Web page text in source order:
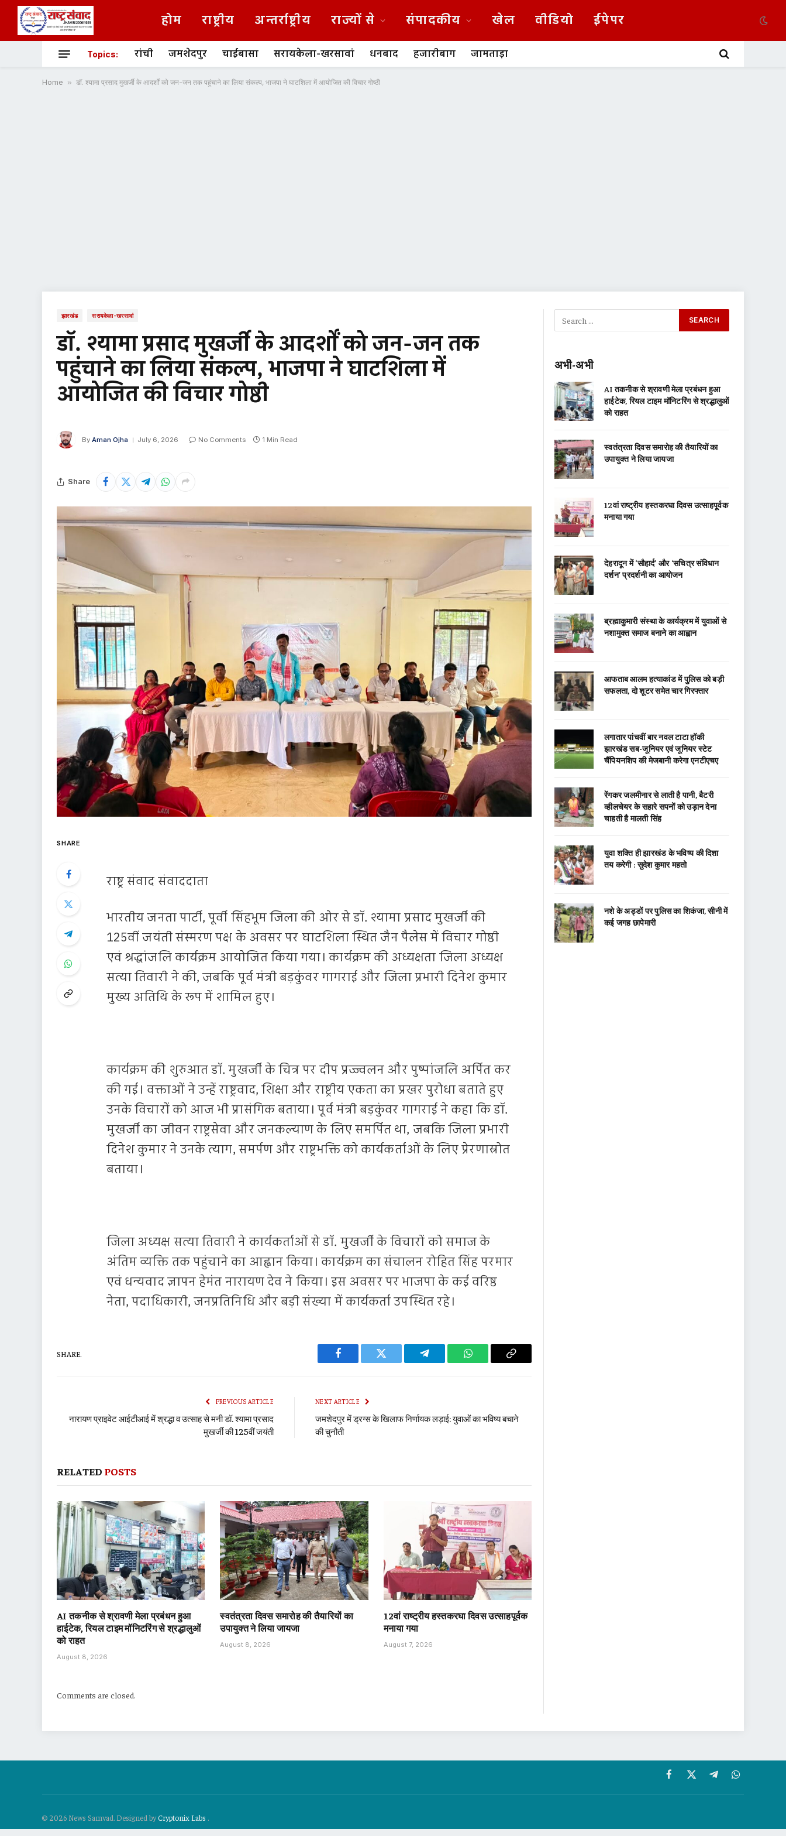
होम राष्ट्रीय अन्तर्राष्ट्रीय राज्यों से संपादकीय खेल वीडियो ईपेपर
Topics: रांची जमशेदपुर चाईबासा सरायकेला-खरसावां धनबाद हजारीबाग जामताड़ा
Home » डॉ. श्यामा प्रसाद मुखर्जी के आदर्शों को जन-जन तक पहुंचाने का लिया संकल्प, भाजपा ने घाटशिला में आयोजित की विचार गोष्ठी
झारखंड सरायकेला-खरसावां
डॉ. श्यामा प्रसाद मुखर्जी के आदर्शों को जन-जन तक
पहुंचाने का लिया संकल्प, भाजपा ने घाटशिला में
आयोजित की विचार गोष्ठी
By Aman Ojha July 6, 2026 No Comments 1 Min Read
Share
SHARE
राष्ट्र संवाद संवाददाता
भारतीय जनता पार्टी, पूर्वी सिंहभूम जिला की ओर से डॉ. श्यामा प्रसाद मुखर्जी की
125वीं जयंती संस्मरण पक्ष के अवसर पर घाटशिला स्थित जैन पैलेस में विचार गोष्ठी
एवं श्रद्धांजलि कार्यक्रम आयोजित किया गया। कार्यक्रम की अध्यक्षता जिला अध्यक्ष
सत्या तिवारी ने की, जबकि पूर्व मंत्री बड़कुंवर गागराई और जिला प्रभारी दिनेश कुमार
मुख्य अतिथि के रूप में शामिल हुए।
कार्यक्रम की शुरुआत डॉ. मुखर्जी के चित्र पर दीप प्रज्ज्वलन और पुष्पांजलि अर्पित कर
की गई। वक्ताओं ने उन्हें राष्ट्रवाद, शिक्षा और राष्ट्रीय एकता का प्रखर पुरोधा बताते हुए
उनके विचारों को आज भी प्रासंगिक बताया। पूर्व मंत्री बड़कुंवर गागराई ने कहा कि डॉ.
मुखर्जी का जीवन राष्ट्रसेवा और जनकल्याण के लिए समर्पित था, जबकि जिला प्रभारी
दिनेश कुमार ने उनके त्याग, समर्पण और राष्ट्रभक्ति को कार्यकर्ताओं के लिए प्रेरणास्रोत
बताया।
जिला अध्यक्ष सत्या तिवारी ने कार्यकर्ताओं से डॉ. मुखर्जी के विचारों को समाज के
अंतिम व्यक्ति तक पहुंचाने का आह्वान किया। कार्यक्रम का संचालन रोहित सिंह परमार
एवं धन्यवाद ज्ञापन हेमंत नारायण देव ने किया। इस अवसर पर भाजपा के कई वरिष्ठ
नेता, पदाधिकारी, जनप्रतिनिधि और बड़ी संख्या में कार्यकर्ता उपस्थित रहे।
SHARE.
Facebook Twitter Telegram WhatsAppCopy
PREVIOUS ARTICLE
नारायण प्राइवेट आईटीआई में श्रद्धा व उत्साह से मनी डॉ. श्यामा प्रसाद
मुखर्जी की 125वीं जयंती
NEXT ARTICLE
जमशेदपुर में ड्रग्स के खिलाफ निर्णायक लड़ाई: युवाओं का भविष्य बचाने
की चुनौती
RELATED POSTS
AI तकनीक से श्रावणी मेला प्रबंधन हुआ
हाईटेक, रियल टाइम मॉनिटरिंग से श्रद्धालुओं
को राहत
August 8, 2026
स्वतंत्रता दिवस समारोह की तैयारियों का
उपायुक्त ने लिया जायजा
August 8, 2026
12वां राष्ट्रीय हस्तकरघा दिवस उत्साहपूर्वक
मनाया गया
August 7, 2026
Comments are closed.
अभी-अभी
AI तकनीक से श्रावणी मेला प्रबंधन हुआ
हाईटेक, रियल टाइम मॉनिटरिंग से श्रद्धालुओं
को राहत
स्वतंत्रता दिवस समारोह की तैयारियों का
उपायुक्त ने लिया जायजा
12वां राष्ट्रीय हस्तकरघा दिवस उत्साहपूर्वक
मनाया गया
देहरादून में ‘सौहार्द’ और ‘सचित्र संविधान
दर्शन’ प्रदर्शनी का आयोजन
ब्रह्माकुमारी संस्था के कार्यक्रम में युवाओं से
नशामुक्त समाज बनाने का आह्वान
आफताब आलम हत्याकांड में पुलिस को बड़ी
सफलता, दो शूटर समेत चार गिरफ्तार
लगातार पांचवीं बार नवल टाटा हॉकी
झारखंड सब-जूनियर एवं जूनियर स्टेट
चैंपियनशिप की मेजबानी करेगा एनटीएचए
रेंगकर जलमीनार से लाती है पानी, बैटरी
व्हीलचेयर के सहारे सपनों को उड़ान देना
चाहती है मालती सिंह
युवा शक्ति ही झारखंड के भविष्य की दिशा
तय करेगी : सुदेश कुमार महतो
नशे के अड्डों पर पुलिस का शिकंजा, सीनी में
कई जगह छापेमारी
Facebook
X
(Twitter)
TelegramWhatsApp
© 2026 News Samvad. Designed byCryptonix Labs .